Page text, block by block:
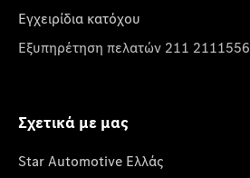
Εγχειρίδια κατόχου
Εξυπηρέτηση πελατών 211 2111556
Σχετικά με μας
Star Automotive Ελλάς